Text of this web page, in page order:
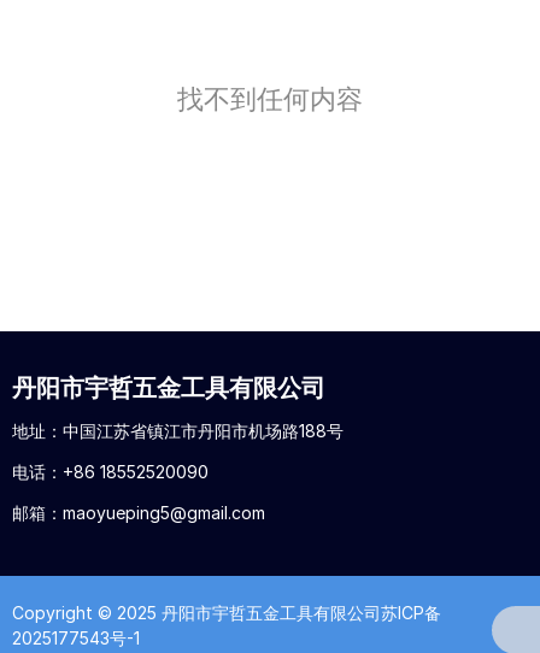
找不到任何内容
丹阳市宇哲五金工具有限公司
地址：中国江苏省镇江市丹阳市机场路188号
电话： +86 18552520090
邮箱： maoyueping5@gmail.com
Copyright © 2025 丹阳市宇哲五金工具有限公司苏ICP备
2025177543号-1